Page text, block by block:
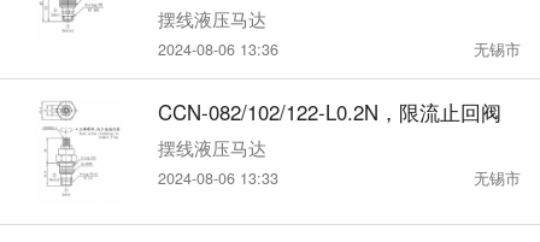
摆线液压马达
2024-08-06 13:36 无锡市
CCN-082/102/122-L0.2N，限流止回阀
摆线液压马达
2024-08-06 13:33 无锡市